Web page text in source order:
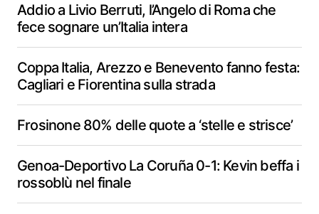
Addio a Livio Berruti, l’Angelo di Roma che
fece sognare un’Italia intera
Coppa Italia, Arezzo e Benevento fanno festa:
Cagliari e Fiorentina sulla strada
Frosinone 80% delle quote a ‘stelle e strisce’
Genoa-Deportivo La Coruña 0-1: Kevin beffa i
rossoblù nel finale